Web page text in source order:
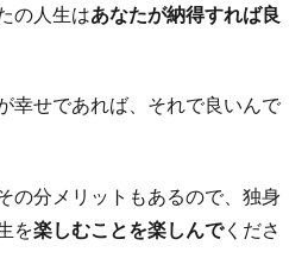
の人生はあなたが納得すれば良
幸せであれば、それで良いんで
の分メリットもあるので、独身
を楽しむことを楽しんでくださ